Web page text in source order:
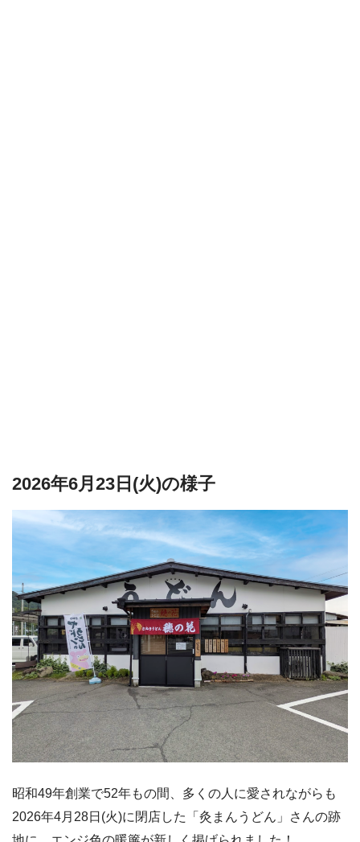
2026年6月23日(火)の様子
昭和49年創業で52年もの間、多くの人に愛されながらも
2026年4月28日(火)に閉店した「灸まんうどん」さんの跡